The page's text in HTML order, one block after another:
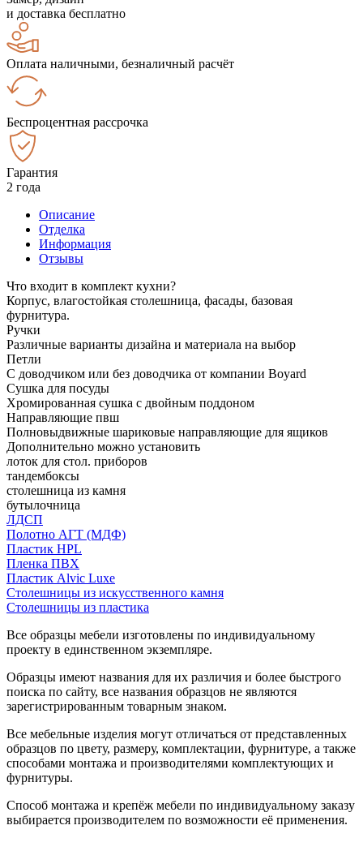
и доставка бесплатно
Оплата наличными, безналичный расчёт
Беспроцентная рассрочка
Гарантия
2 года
Описание
Отделка
Информация
Отзывы
Что входит в комплект кухни?
Корпус, влагостойкая столешница, фасады, базовая
фурнитура.
Ручки
Различные варианты дизайна и материала на выбор
Петли
С доводчиком или без доводчика от компании Boyard
Сушка для посуды
Хромированная сушка с двойным поддоном
Направляющие пвш
Полновыдвижные шариковые направляющие для ящиков
Дополнительно можно установить
лоток для стол. приборов
тандембоксы
столешница из камня
бутылочница
ЛДСП
Полотно АГТ (МДФ)
Пластик HPL
Пленка ПВХ
Пластик Alvic Luxe
Столешницы из искусственного камня
Столешницы из пластика
Все образцы мебели изготовлены по индивидуальному
проекту в единственном экземпляре.
Образцы имеют названия для их различия и более быстрого
поиска по сайту, все названия образцов не являются
зарегистрированным товарным знаком.
Все мебельные изделия могут отличаться от представленных
образцов по цвету, размеру, комплектации, фурнитуре, а также
способами монтажа и производителями комплектующих и
фурнитуры.
Способ монтажа и крепёж мебели по индивидуальному заказу
выбирается производителем по возможности её применения.